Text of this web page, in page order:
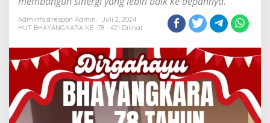
Polri
dalam
Melayani
Adminfastrespon Admin
Juli 2, 2024
HUT BHAYANGKARA KE -78
421 Dilihat